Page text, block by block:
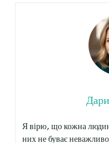
Я вірю, що кожна
них не буває